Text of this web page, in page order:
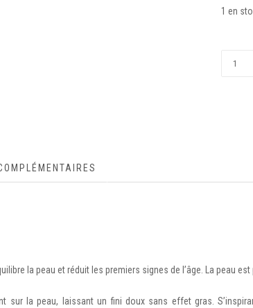
1 en
la peau et réduit les premiers signes de l’âge. La peau
sur la peau, laissant un fini doux sans effet gras.